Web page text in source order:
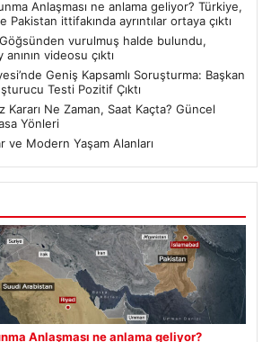
Anlaşması ne anlama geliyor? Türkiye,
Pakistan ittifakında ayrıntılar ortaya çıktı
Göğsünden vurulmuş halde bulundu,
videosu çıktı
Geniş Kapsamlı Soruşturma: Başkan
Testi Pozitif Çıktı
Kararı Ne Zaman, Saat Kaçta? Güncel
Yönleri
Modern Yaşam Alanları
Anlaşması ne anlama geliyor?